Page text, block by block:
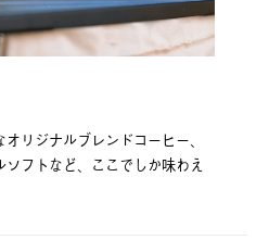
リジナルブレンドコーヒー、
フトなど、ここでしか味わえ